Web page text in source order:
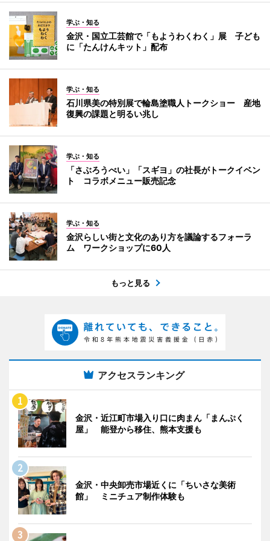
学ぶ・知る
金沢・国立工芸館で「もようわくわく」展 子ども
に「たんけんキット」配布
学ぶ・知る
石川県美の特別展で輪島塗職人トークショー 産地
復興の課題と明るい兆し
学ぶ・知る
「さぶろうべい」「スギヨ」の社長がトークイベン
ト コラボメニュー販売記念
学ぶ・知る
金沢らしい街と文化のあり方を議論するフォーラ
ム ワークショップに60人
もっと見る
アクセスランキング
金沢・近江町市場入り口に肉まん「まんぷく
屋」 能登から移住、熊本支援も
金沢・中央卸売市場近くに「ちいさな美術
館」 ミニチュア制作体験も